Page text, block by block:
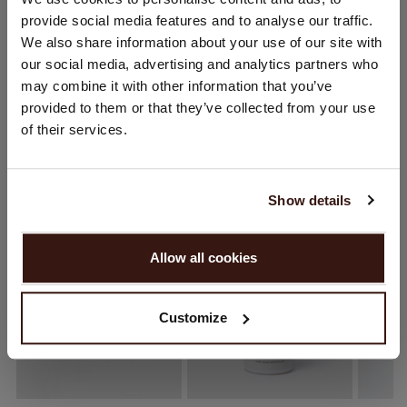
provide social media features and to analyse our traffic.
We also share information about your use of our site with
our social media, advertising and analytics partners who
may combine it with other information that you’ve
provided to them or that they’ve collected from your use
of their services.
Show details
Allow all cookies
Customize
VERSAND & RÜCKGABE
Sie besuchen Repeat cashmere von Niederlande (€) aus.
Möchten Sie Ihre Standort aktualisieren?
Vereinigte Staaten ($)
WEITER